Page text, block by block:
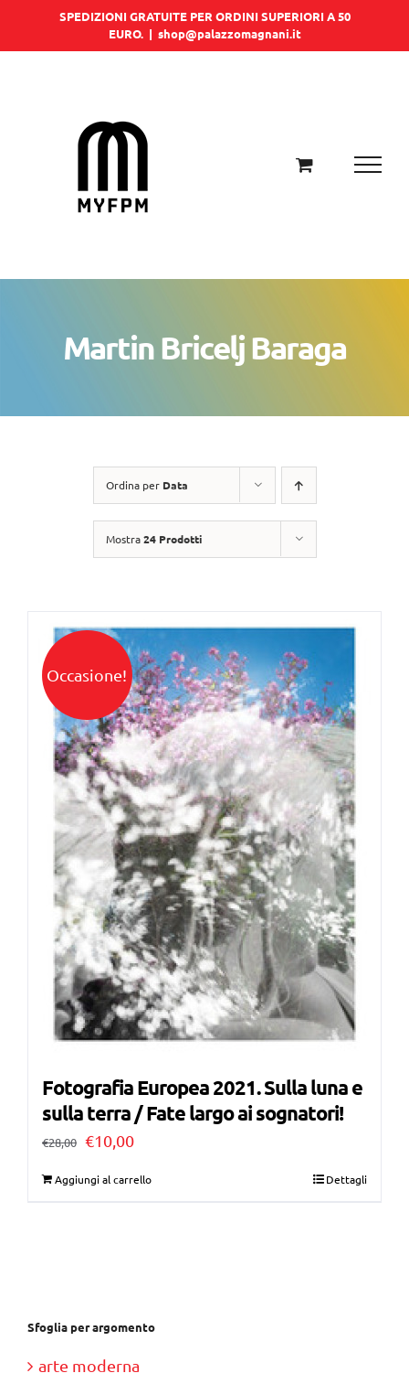
SPEDIZIONI GRATUITE PER ORDINI SUPERIORI A 50
EURO. | shop@palazzomagnani.it
Martin Bricelj Baraga
Ordina per Data
Mostra24 Prodotti
Occasione!
Fotografia Europea 2021. Sulla luna e
sulla terra / Fate largo ai sognatori!
€28,00 Il
€10,00Il
Aggiungi al carrello Dettagli
Sfoglia per argomento
arte moderna